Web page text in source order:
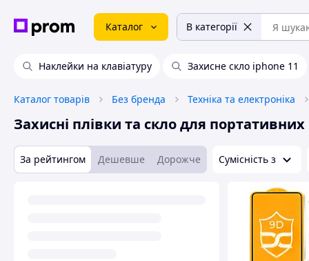
Каталог В категорії
Наклейки на клавіатуру Захисне скло iphone 11
Каталог товарів Без бренда Техніка та електроніка
Захисні плівки та скло для портативних
За рейтингом Дешевше Дорожче Сумісність з